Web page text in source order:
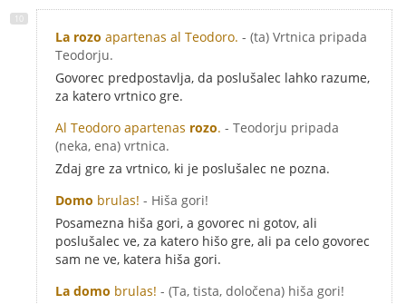
La rozo apartenas al Teodoro. - (ta) Vrtnica pripada
Teodorju.
Govorec predpostavlja, da poslušalec lahko razume,
za katero vrtnico gre.
Al Teodoro apartenas rozo. - Teodorju pripada
(neka, ena) vrtnica.
Zdaj gre za vrtnico, ki je poslušalec ne pozna.
Domo brulas! - Hiša gori!
Posamezna hiša gori, a govorec ni gotov, ali
poslušalec ve, za katero hišo gre, ali pa celo govorec
sam ne ve, katera hiša gori.
La domo brulas! - (Ta, tista, določena) hiša gori!